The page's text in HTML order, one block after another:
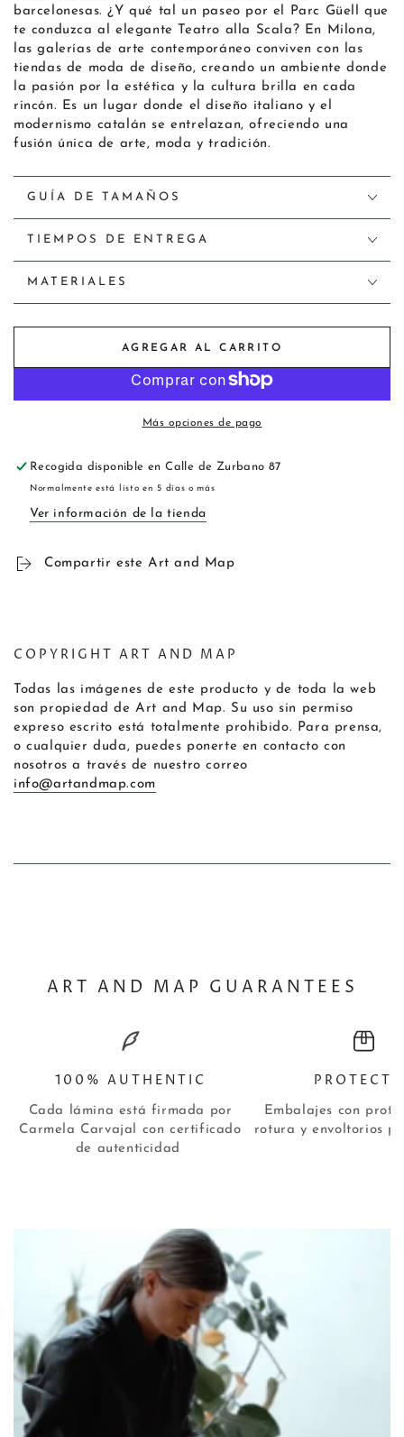
barcelonesas. ¿Y qué tal un paseo por el Parc Güell que
te conduzca al elegante Teatro alla Scala? En Milona,
las galerías de arte contemporáneo conviven con las
tiendas de moda de diseño, creando un ambiente donde
la pasión por la estética y la cultura brilla en cada
rincón. Es un lugar donde el diseño italiano y el
modernismo catalán se entrelazan, ofreciendo una
fusión única de arte, moda y tradición.
GUÍA DE TAMAÑOS
TIEMPOS DE ENTREGA
MATERIALES
AGREGAR AL CARRITO
Más opciones de pago
Recogida disponible enCalle de Zurbano 87
Normalmente está listo en 5 días o más
Ver información de la tienda
Compartir este Art and Map
COPYRIGHT ART AND MAP
Todas las imágenes de este producto y de toda la web
son propiedad de Art and Map. Su uso sin permiso
expreso escrito está totalmente prohibido. Para prensa,
o cualquier duda, puedes ponerte en contacto con
nosotros a través de nuestro correo
info@artandmap.com
ART AND MAP GUARANTEES
100% AUTHENTIC
Cada lámina está firmada por
Carmela Carvajal con certificado
de autenticidad
Embalajes con
rotura y envoltorios